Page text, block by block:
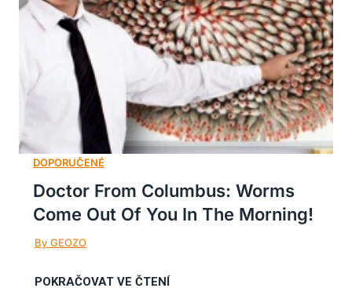
Doctor From Columbus: Worms
Come Out Of You In The Morning!